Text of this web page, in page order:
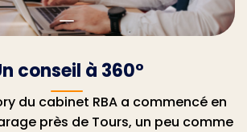
conseil à 360°
du cabinet RBA a commencé en
près de Tours, un peu comme